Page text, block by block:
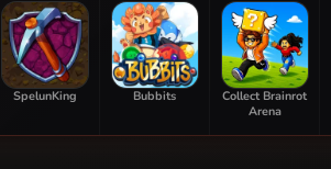
SpelunKing Bubbits
Collect Brainrot
Arena